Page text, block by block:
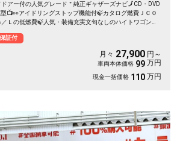
アー付の人気グレード＂純正ギャザーズナビ🗾CD・DVD
📺👀アイドリングストップ機能付🍃カタログ燃費ＪＣ０
Ｌの低燃費🍃人気・装備充実文句なしのハイトワゴン🚗
証付
月々 27,900 円～
車両本体価格 99 万円
現金一括価格 110 万円